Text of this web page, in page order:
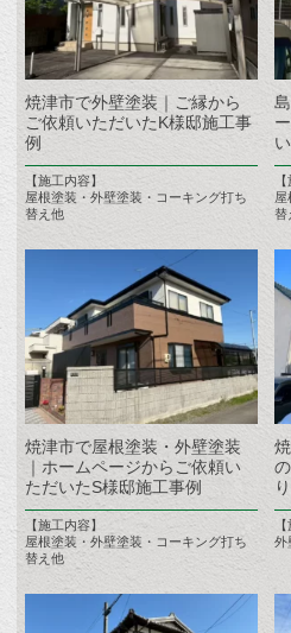
焼津市で外壁塗装｜ご縁から
ご依頼いただいたK様邸施工事
例
【施工内容】
屋根塗装・外壁塗装・コーキング打ち
替え他
屋
替
焼津市で屋根塗装・外壁塗装
｜ホームページからご依頼い
ただいたS様邸施工事例
【施工内容】
屋根塗装・外壁塗装・コーキング打ち
替え他
外